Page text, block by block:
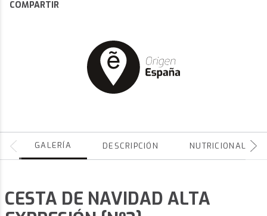
COMPARTIR
GALERÍA DESCRIPCIÓN NUTRICIONALES
CESTA DE NAVIDAD ALTA